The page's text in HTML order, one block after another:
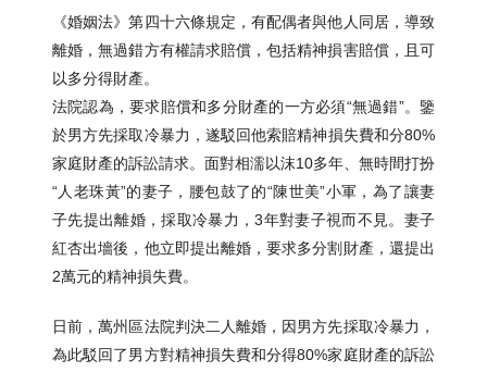
《婚姻法》第四十六條規定，有配偶者與他人同居，導致
離婚，無過錯方有權請求賠償，包括精神損害賠償，且可
以多分得財產。
法院認為，要求賠償和多分財產的一方必須“無過錯”。鑒
於男方先採取冷暴力，遂駁回他索賠精神損失費和分80%
家庭財產的訴訟請求。面對相濡以沫10多年、無時間打扮
“人老珠黃”的妻子，腰包鼓了的“陳世美”小軍，為了讓妻
子先提出離婚，採取冷暴力，3年對妻子視而不見。妻子
紅杏出墻後，他立即提出離婚，要求多分割財產，還提出
2萬元的精神損失費。
日前，萬州區法院判決二人離婚，因男方先採取冷暴力，
為此駁回了男方對精神損失費和分得80%家庭財產的訴訟